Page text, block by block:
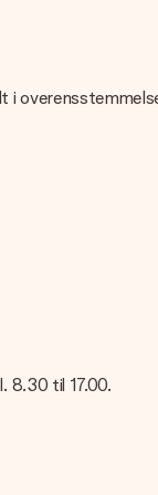
i
af dit billede, kan
venligst
på dette kort, så
8.30 til 17.00.